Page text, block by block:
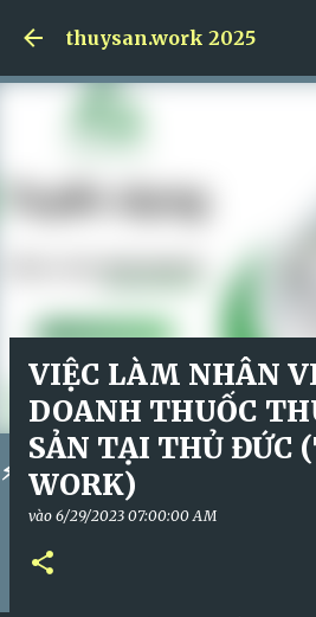
Skip to main
thuysan.work 2025
⚡ KÍCH HOẠT KHÓA HỌC
SỰ ĐỈNH
VIỆC LÀM NHÂN
DOANH THUỐC
SẢN TẠI THỦ ĐỨC
WORK)
vào 6/29/2023 07:00:00 AM